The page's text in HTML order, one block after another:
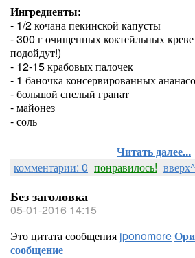
Ингредиенты:
- 1/2 кочана пекинской капусты
- 300 г очищенных коктейльных
подойдут!)
- 12-15 крабовых палочек
- 1 баночка консервированных
- большой спелый гранат
- майонез
- соль
Читать далее...
комментарии: 0 понравилось! вверх^
Без заголовка
05-01-2016 14:15
Это цитата сообщения jponomore
сообщение